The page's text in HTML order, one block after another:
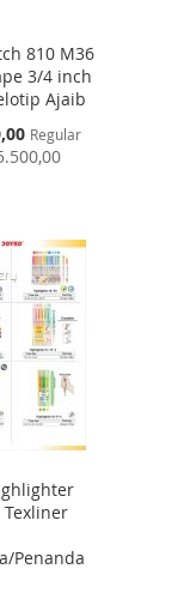
810 M36
3/4 inch
Ajaib
Regular
Texliner
Penanda